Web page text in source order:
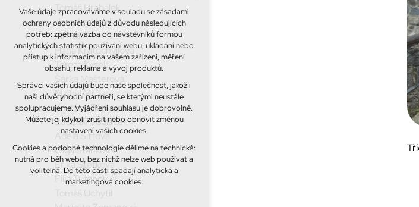
Tomáš Hrabálek
Jaroslav Hradil
Jiří Kališ
Hana Kratochvílová
Tereza Kyselá
Šárka Mašterová
Michal Mrňa
Kristýna Pánková
Ladislav Sedláček
Adéla Sittová
Olga Staňková
Erika Štefková
Filip Trifanov
Vaše údaje zpracováváme v souladu se zásadami
ochrany osobních údajů z důvodu následujících
potřeb: zpětná vazba od návštěvníků formou
analytických statistik používání webu, ukládání nebo
přístup k informacím na vašem zařízení, měření
obsahu, reklama a vývoj produktů.
Správci vašich údajů bude naše společnost, jakož i
naši důvěryhodní partneři, se kterými neustále
spolupracujeme. Vyjádření souhlasu je dobrovolné.
Můžete jej kdykoli zrušit nebo obnovit změnou
nastavení vašich cookies.
Cookies a podobné technologie dělíme na technická:
nutná pro běh webu, bez nichž nelze web používat a
volitelná. Do této části spadají analytická a
marketingová cookies.